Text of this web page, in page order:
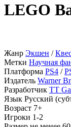
LEGO
Жанр Экшен /
Метки Научная
Платформа PS4 /
Издатель Warner
Разработчик TT
Язык Русский
Возраст 7+
Игроки 1-2